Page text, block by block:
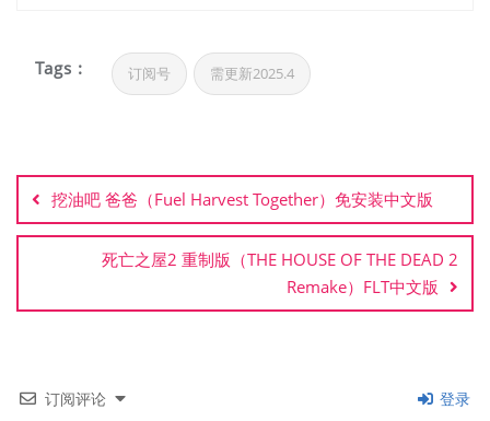
Tags : 订阅号 需更新2025.4
章
导
航
挖油吧 爸爸（Fuel Harvest Together）免安装中文版
死亡之屋2 重制版（THE HOUSE OF THE DEAD 2
Remake）FLT中文版
订阅评论 登录